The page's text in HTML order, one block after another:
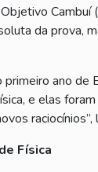
da prova,
ano
e elas
raciocínios”,
Física